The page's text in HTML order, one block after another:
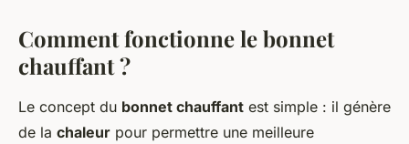
Comment fonctionne le bonnet
chauffant ?
Le concept du bonnet chauffant est simple : il génère
de la chaleur pour permettre une meilleure